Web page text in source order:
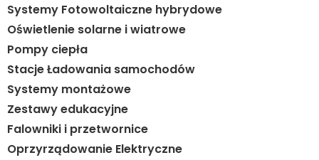
Systemy Fotowoltaiczne hybrydowe
Oświetlenie solarne i wiatrowe
Pompy ciepła
Stacje Ładowania samochodów
Systemy montażowe
Zestawy edukacyjne
Falowniki i przetwornice
Oprzyrządowanie Elektryczne